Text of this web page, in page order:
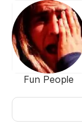
Fun People